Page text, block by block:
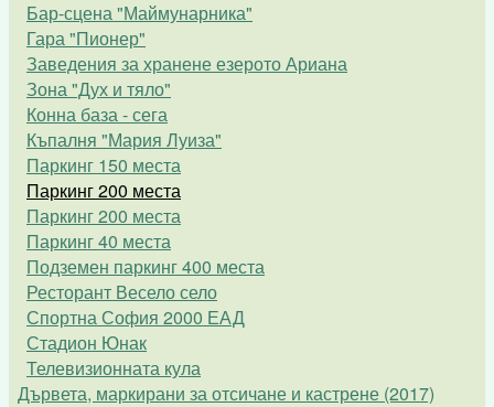
Бар-сцена "Маймунарника"
Гара "Пионер"
Заведения за хранене езерото Ариана
Зона "Дух и тяло"
Конна база - сега
Къпалня "Мария Луиза"
Паркинг 150 места
Паркинг 200 места
Паркинг 200 места
Паркинг 40 места
Подземен паркинг 400 места
Ресторант Весело село
Спортна София 2000 ЕАД
Стадион Юнак
Телевизионната кула
Дървета, маркирани за отсичане и кастрене (2017)